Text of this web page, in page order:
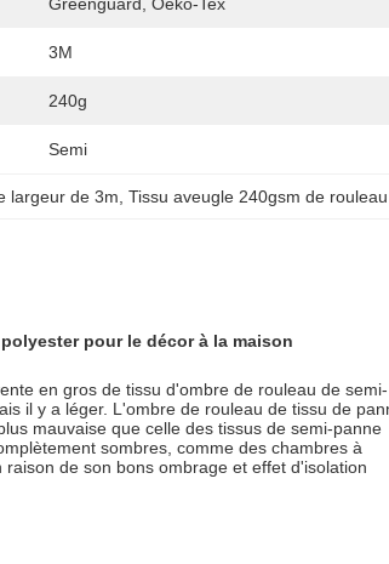
3M
240g
Semi
largeur de 3m , Tissu aveugle 240gsm de rouleau
pour le décor à la maison
en gros de tissu d'ombre de rouleau de semi-
il y a léger. L'ombre de rouleau de tissu de
mauvaise que celle des tissus de semi-panne
sombres, comme des chambres à
de son bons ombrage et effet d'isolation